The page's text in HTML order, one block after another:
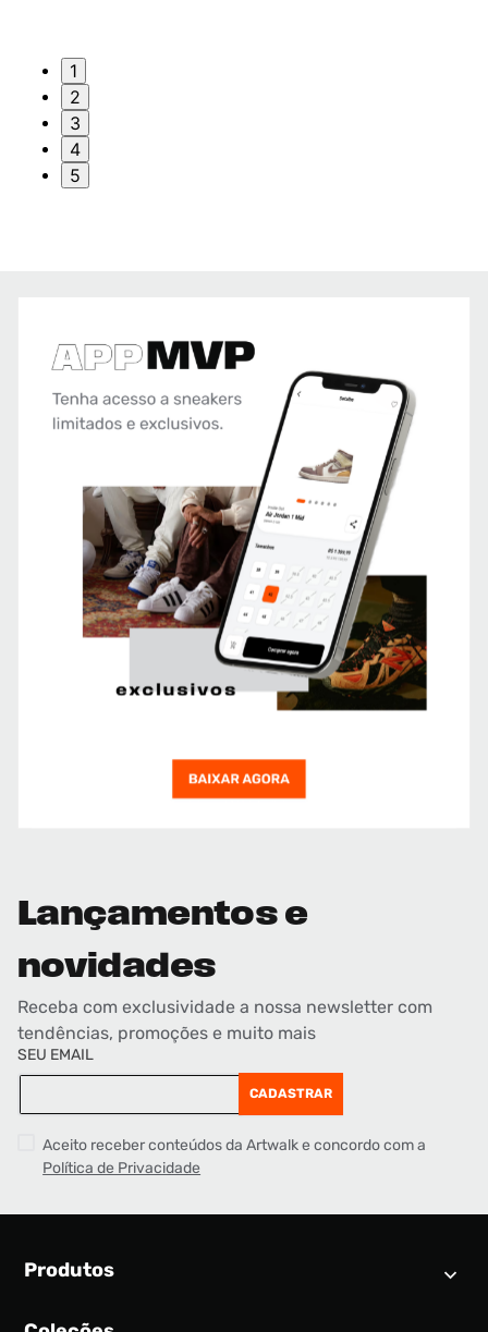
1
2
3
4
5
Lançamentos e
novidades
Receba com exclusividade a nossa newsletter com
tendências, promoções e muito mais
SEU EMAIL
CADASTRAR
Aceito receber conteúdos da Artwalk e concordo com a
Política de Privacidade
Produtos